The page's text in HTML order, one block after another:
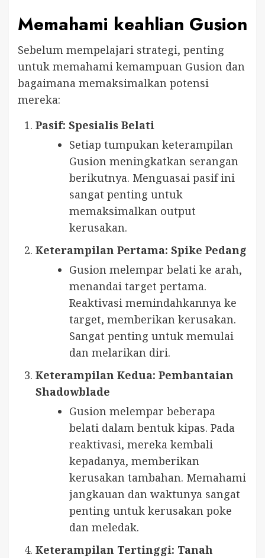
Memahami keahlian Gusion
Sebelum mempelajari strategi, penting
untuk memahami kemampuan Gusion dan
bagaimana memaksimalkan potensi
mereka:
Pasif: Spesialis Belati
Setiap tumpukan keterampilan
Gusion meningkatkan serangan
berikutnya. Menguasai pasif ini
sangat penting untuk
memaksimalkan output
kerusakan.
Keterampilan Pertama: Spike Pedang
Gusion melempar belati ke arah,
menandai target pertama.
Reaktivasi memindahkannya ke
target, memberikan kerusakan.
Sangat penting untuk memulai
dan melarikan diri.
Keterampilan Kedua: Pembantaian
Shadowblade
Gusion melempar beberapa
belati dalam bentuk kipas. Pada
reaktivasi, mereka kembali
kepadanya, memberikan
kerusakan tambahan. Memahami
jangkauan dan waktunya sangat
penting untuk kerusakan poke
dan meledak.
Keterampilan Tertinggi: Tanah